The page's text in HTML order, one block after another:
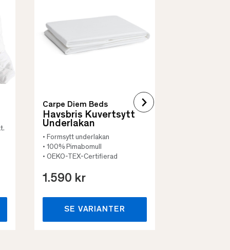
Carpe Diem Beds
Havsbris Kuvertsytt
Underlakan
• Formsytt underlakan
• 100% Pimabomull
• OEKO-TEX-Certifierad
1.590 kr
SE VARIANTER